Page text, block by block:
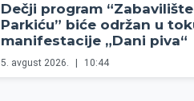
Dečji program
Parkiću” biće održan u
manifestacije „Dani piva“
5. avgust 2026. 10:44